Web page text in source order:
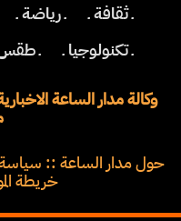
ـ ثقافة ـ
ـ رياضة ـ
ـ تكنولوجيا ـ
ـ
حول مدار الساعة ::
خريطة